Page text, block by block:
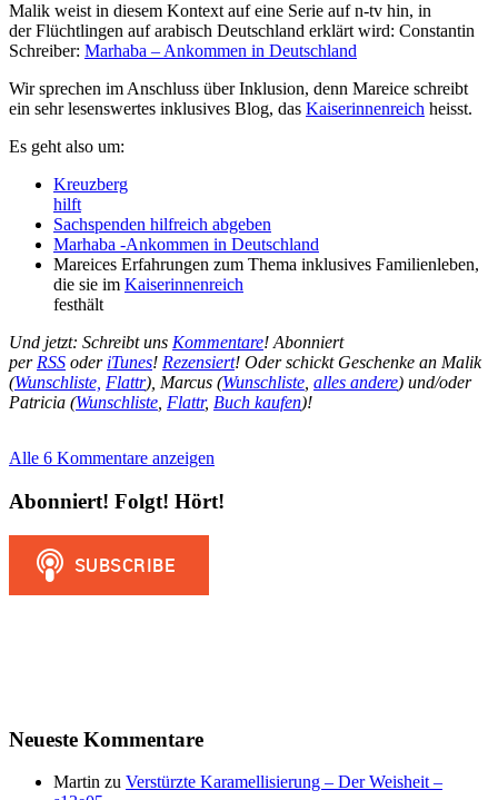
Malik weist in diesem Kontext auf eine Serie auf n-tv hin, in
der Flüchtlingen auf arabisch Deutschland erklärt wird: Constantin
Schreiber: Marhaba – Ankommen in Deutschland
Wir sprechen im Anschluss über Inklusion, denn Mareice schreibt
ein sehr lesenswertes inklusives Blog, das Kaiserinnenreich heisst.
Es geht also um:
Kreuzberg
hilft
Sachspenden hilfreich abgeben
Marhaba -Ankommen in Deutschland
Mareices Erfahrungen zum Thema inklusives Familienleben,
die sie im Kaiserinnenreich
festhält
Und jetzt: Schreibt uns Kommentare! Abonniert
perRSS oder iTunes! Rezensiert! Oder schickt Geschenke an Malik
(Wunschliste, Flattr), Marcus (Wunschliste, alles andere) und/oder
Patricia (Wunschliste, Flattr, Buch kaufen)!
Alle 6 Kommentare anzeigen
Abonniert! Folgt! Hört!
Neueste Kommentare
Martin zu Verstürzte Karamellisierung – Der Weisheit –